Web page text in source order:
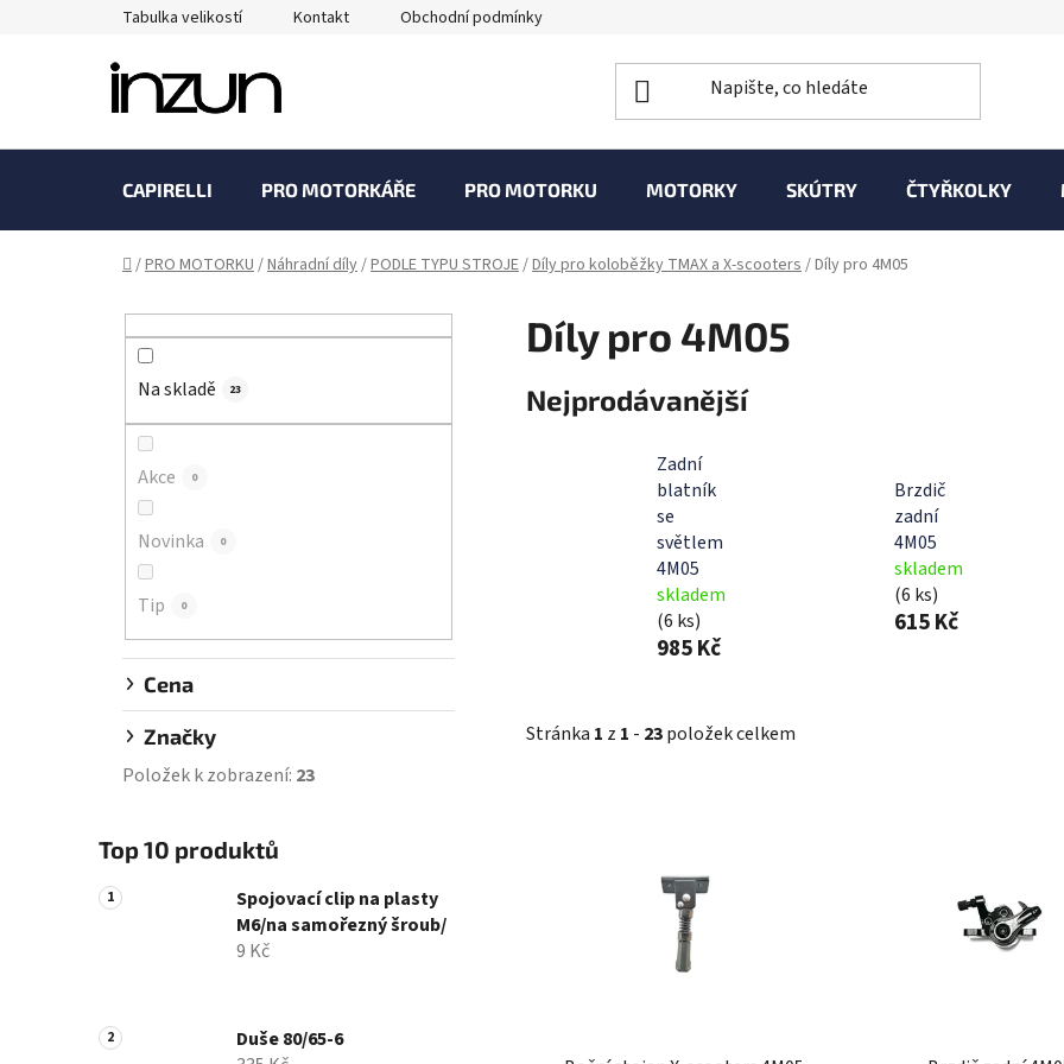
Tabulka velikostí Kontakt Obchodní podmínky
CAPIRELLI PRO MOTORKÁŘE PRO MOTORKU MOTORKY SKÚTRY ČTYŘKOLKY
Domů
/PRO MOTORKU/Náhradní díly/PODLE TYPU STROJE/Díly pro koloběžky TMAX a X-scooters/Díly pro 4M05
Na skladě 23
Akce 0
Novinka 0
Tip 0
Cena
Značky
Položek k zobrazení: 23
Top 10 produktů
Spojovací clip na plasty
M6/na samořezný šroub/
9 Kč
Duše 80/65-6
Díly pro 4M05
Nejprodávanější
Zadní
blatník
se
světlem
4M05
skladem
(6 ks)
985 Kč
Brzdič
zadní
4M05
skladem
(6 ks)
615 Kč
Stránka 1 z 1 - 23položek celkem